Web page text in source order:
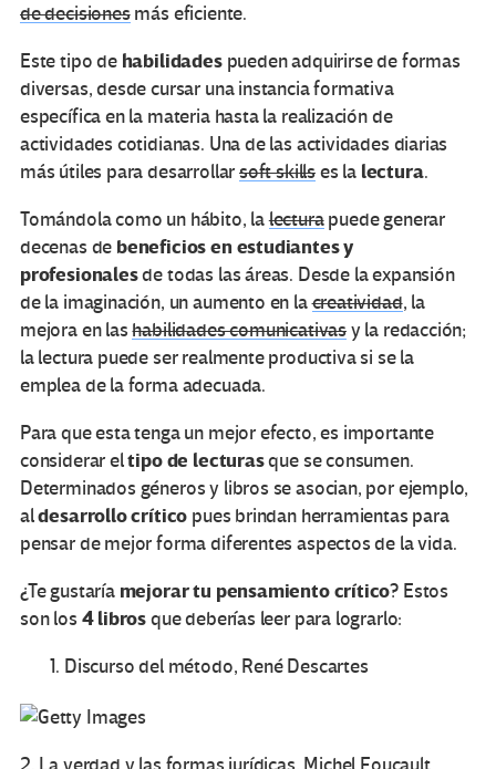
de decisionesmás eficiente.
Este tipo de habilidadespueden adquirirse de formas
diversas, desde cursar una instancia formativa
específica en la materia hasta la realización de
actividades cotidianas. Una de las actividades diarias
más útiles para desarrollarsoft skillses la lectura.
Tomándola como un hábito, lalecturapuede generar
decenas de beneficios en estudiantes y
profesionalesde todas las áreas. Desde la expansión
de la imaginación, un aumento en lacreatividad, la
mejora en lashabilidades comunicativasy la redacción;
la lectura puede ser realmente productiva si se la
emplea de la forma adecuada.
Para que esta tenga un mejor efecto, es importante
considerar eltipo de lecturasque se consumen.
Determinados géneros y libros se asocian, por ejemplo,
aldesarrollo crítico pues brindan herramientas para
pensar de mejor forma diferentes aspectos de la vida.
¿Te gustaría mejorar tu pensamiento crítico? Estos
son los 4 librosque deberías leer para lograrlo:
Discurso del método, René Descartes